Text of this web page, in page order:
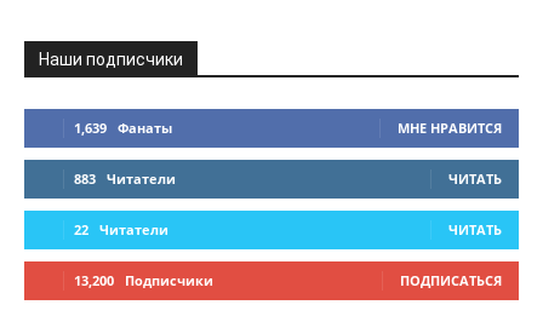
Наши подписчики
1,639 Фанаты МНЕ НРАВИТСЯ
883 Читатели ЧИТАТЬ
22 Читатели ЧИТАТЬ
13,200 Подписчики ПОДПИСАТЬСЯ